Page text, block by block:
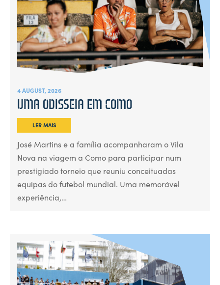
4 AUGUST, 2026
UMA ODISSEIA EM COMO
LER MAIS
José Martins e a família acompanharam o Vila
Nova na viagem a Como para participar num
prestigiado torneio que reuniu conceituadas
equipas do futebol mundial. Uma memorável
experiência,…